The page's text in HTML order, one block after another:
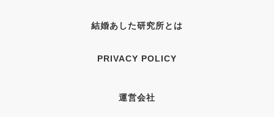
結婚あした研究所とは
PRIVACY POLICY
運営会社